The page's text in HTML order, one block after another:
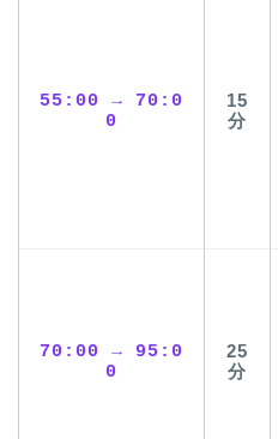
55:00 → 70:0
0
15
分
70:00 → 95:0
0
25
分